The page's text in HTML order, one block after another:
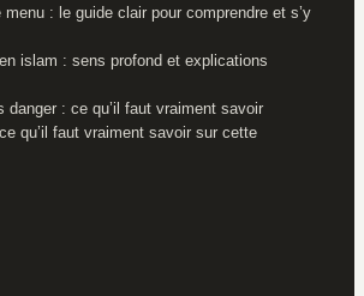
menu : le guide clair pour comprendre et s’y
islam : sens profond et explications
danger : ce qu’il faut vraiment savoir
qu’il faut vraiment savoir sur cette